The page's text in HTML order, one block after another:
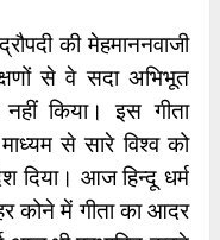
की मेहमाननवाजी
से वे सदा अभिभूत
किया। इस गीता
से सारे विश्व को
दिया। आज हिन्दू धर्म
कोने में गीता का आदर